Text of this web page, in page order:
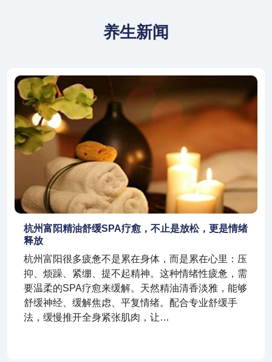
养生新闻
杭州富阳精油舒缓SPA疗愈，不止是放松，更是情绪
释放
杭州富阳很多疲惫不是累在身体，而是累在心里：压
抑、烦躁、紧绷、提不起精神。这种情绪性疲惫，需
要温柔的SPA疗愈来缓解。天然精油清香淡雅，能够
舒缓神经、缓解焦虑、平复情绪。配合专业舒缓手
法，缓慢推开全身紧张肌肉，让…